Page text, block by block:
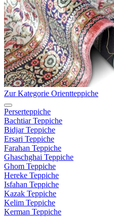
Zur Kategorie Orientteppiche
Perserteppiche
Bachtiar Teppiche
Bidjar Teppiche
Ersari Teppiche
Farahan Teppiche
Ghaschghai Teppiche
Ghom Teppiche
Hereke Teppiche
Isfahan Teppiche
Kazak Teppiche
Kelim Teppiche
Kerman Teppiche